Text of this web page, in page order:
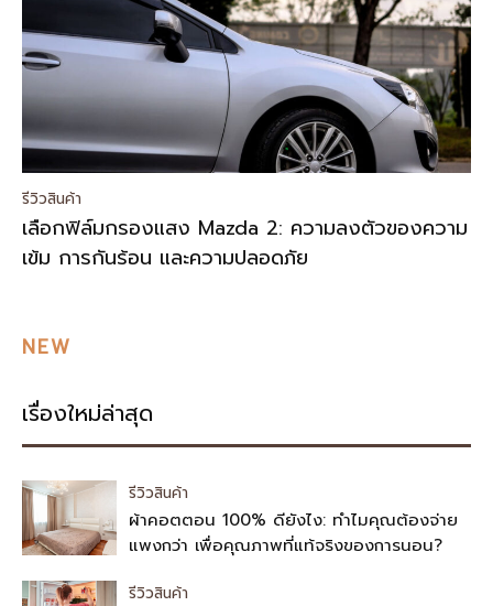
รีวิวสินค้า
เลือกฟิล์มกรองแสง Mazda 2: ความลงตัวของความ
เข้ม การกันร้อน และความปลอดภัย
NEW
เรื่องใหม่ล่าสุด
รีวิวสินค้า
ผ้าคอตตอน 100% ดียังไง: ทำไมคุณต้องจ่าย
แพงกว่า เพื่อคุณภาพที่แท้จริงของการนอน?
รีวิวสินค้า